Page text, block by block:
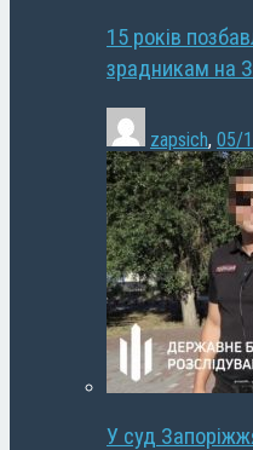
15 років
зрадникам на
zapsich, 05/
У суд